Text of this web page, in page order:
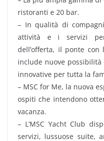
ristoranti e 20 bar.
– In qualità di
attività e i servizi
dell’offerta, il ponte
include nuove
innovative per tutta la
– MSC for Me, la nuova
ospiti che intendono
vacanza.
– L’MSC Yacht Club
servizi, lussuose suite,